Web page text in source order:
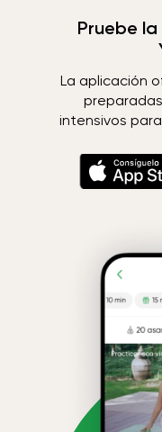
Pruebe
La aplicación
intensivos